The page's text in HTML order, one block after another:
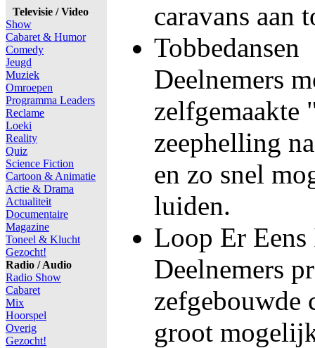
Televisie / Video
Show
Cabaret & Humor
Comedy
Jeugd
Muziek
Omroepen
Programma Leaders
Reclame
Loeki
Reality
Quiz
Science Fiction
Cartoon & Animatie
Actie & Drama
Actualiteit
Documentaire
Magazine
Toneel & Klucht
Gezocht!
Radio / Audio
Radio Show
Cabaret
Mix
Hoorspel
Overig
Gezocht!
caravans aan
Tobbedansen
Deelnemers
zelfgemaakte
zeephelling
en zo snel
luiden.
Loop Er Eens
Deelnemers
zefgebouwde
groot